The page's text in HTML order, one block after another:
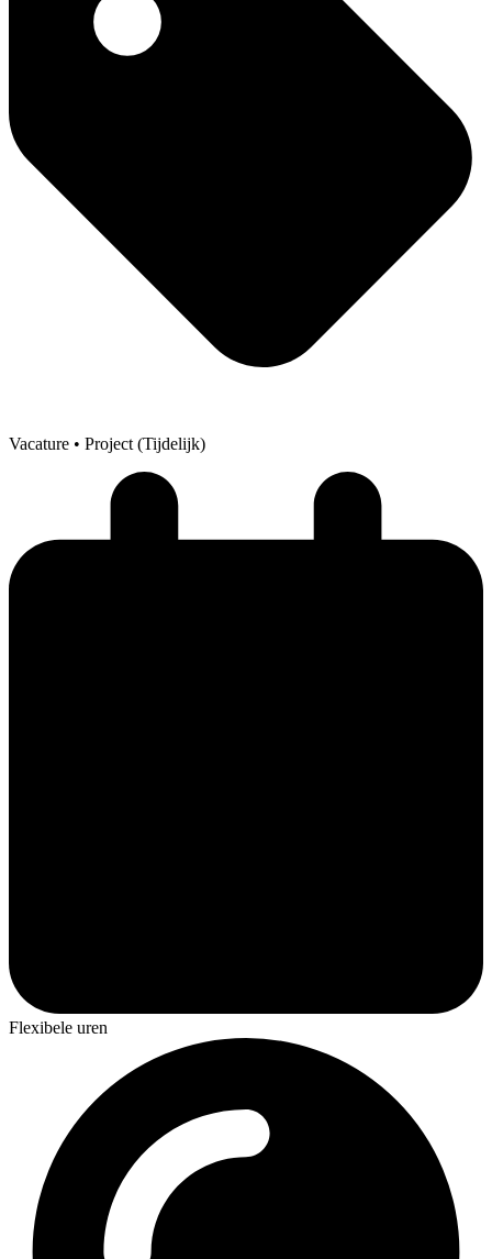
Vacature • Project (Tijdelijk)
Flexibele uren